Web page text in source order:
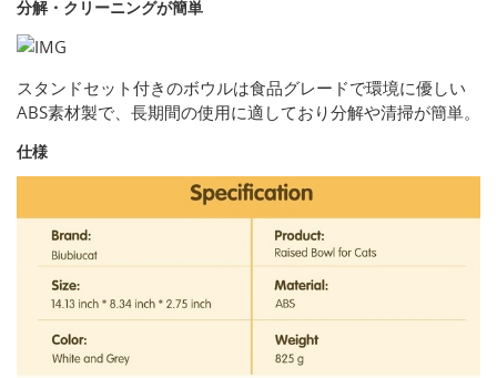
分解・クリーニングが簡単
スタンドセット付きのボウルは食品グレードで環境に優しい
ABS素材製で、長期間の使用に適しており分解や清掃が簡単。
仕様